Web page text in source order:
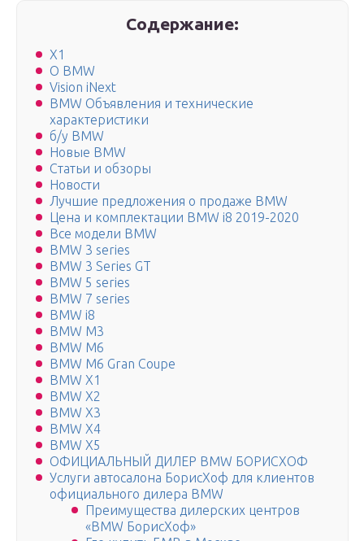
Содержание:
X1
О BMW
Vision iNext
BMW Объявления и технические
характеристики
б/у BMW
Новые BMW
Статьи и обзоры
Новости
Лучшие предложения о продаже BMW
Цена и комплектации BMW i8 2019-2020
Все модели BMW
BMW 3 series
BMW 3 Series GT
BMW 5 series
BMW 7 series
BMW i8
BMW M3
BMW M6
BMW M6 Gran Coupe
BMW X1
BMW X2
BMW X3
BMW X4
BMW X5
ОФИЦИАЛЬНЫЙ ДИЛЕР BMW БОРИСХОФ
Услуги автосалона БорисХоф для клиентов
официального дилера BMW
Преимущества дилерских центров
«BMW БорисХоф»